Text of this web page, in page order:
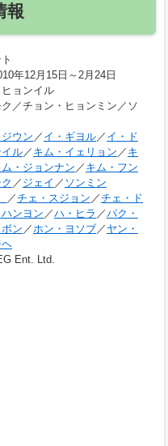
報
年12月15日～2月24日
ヒョンイル
ク／チョン・ヒョンミン／ソ
ウン ／ イ・ギヨル／ イ・ド
ル／ キム・イェリョン ／ キ
ム・ジョンナン ／ キム・フン
／ ジェイ ／ ソンミン
／チェ・スジョン ／チェ・ド
ンヨン ／ハ・ヒラ ／パク・
ン／ホン・ヨソブ／ ヤン・
Ent. Ltd.